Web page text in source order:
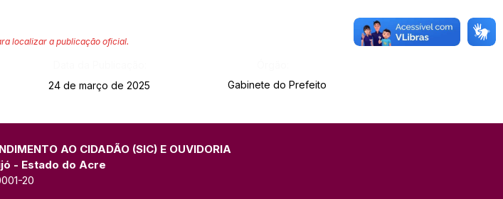
localizar a publicação oficial.
24 de março de 2025 Gabinete do Prefeito
AO CIDADÃO (SIC) E OUVIDORIA
- Estado do Acre
20